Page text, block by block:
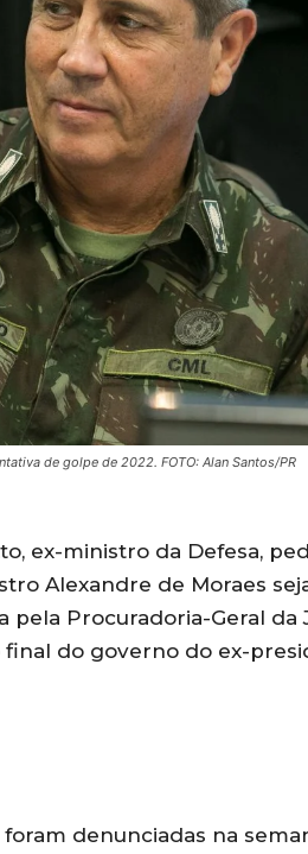
de golpe de 2022. FOTO: Alan Santos/PR
ex-ministro da Defesa,
Alexandre de Moraes
Procuradoria-Geral da
do governo do ex-
denunciadas na